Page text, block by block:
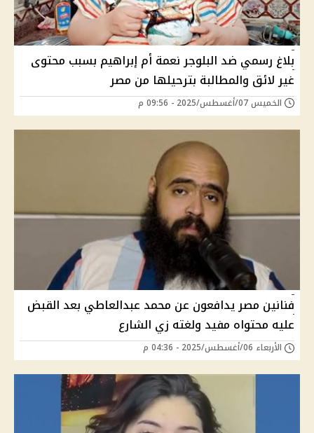
بلاغ رسمي ضد البلوجر نعمة أم إبراهيم بسبب محتوى
غير لائق والمطالبة بترحيلها من مصر
الخميس 07/أغسطس/2025 - 09:56 م
فنانين مصر يدافعون عن محمد عبدالعاطي بعد القبض
عليه محتواه مفيد ولغته زي الشارع
الأربعاء 06/أغسطس/2025 - 04:36 م